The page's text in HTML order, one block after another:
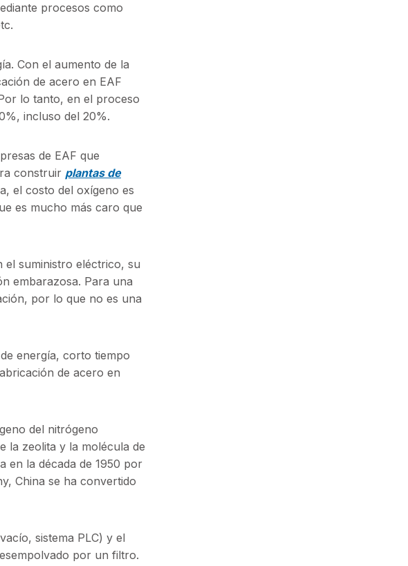
procesos como
Con el aumento de la
de acero en EAF
lo tanto, en el proceso
incluso del 20%.
de EAF que
construir plantas de
el costo del oxígeno es
es mucho más caro que
el suministro eléctrico, su
embarazosa. Para una
por lo que no es una
energía, corto tiempo
de acero en
del nitrógeno
la zeolita y la molécula de
en la década de 1950 por
China se ha convertido
sistema PLC) y el
por un filtro.